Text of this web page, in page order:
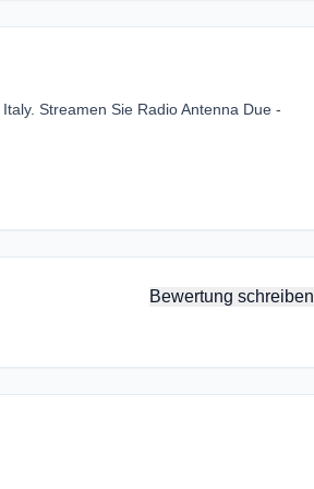
Streamen Sie Radio Antenna Due -
Bewertung schreiben